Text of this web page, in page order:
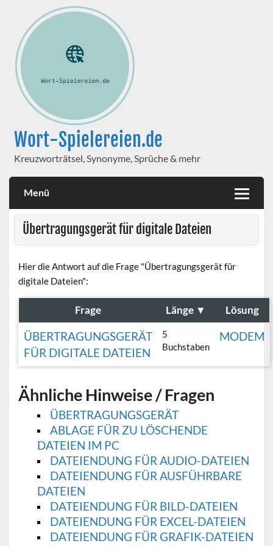
Wort-Spielereien.de
Kreuzworträtsel, Synonyme, Sprüche & mehr
Menü
Übertragungsgerät für digitale Dateien
Hier die Antwort auf die Frage "Übertragungsgerät für
digitale Dateien":
Frage Länge ▼ Lösung
ÜBERTRAGUNGSGERÄT
FÜR DIGITALE DATEIEN
5
Buchstaben
MODEM
Ähnliche Hinweise / Fragen
ÜBERTRAGUNGSGERÄT
ABLAGE FÜR ZU LÖSCHENDE
DATEIEN IM PC
DATEIENDUNG FÜR AUDIO-DATEIEN
DATEIENDUNG FÜR AUSFÜHRBARE
DATEIEN
DATEIENDUNG FÜR BILD-DATEIEN
DATEIENDUNG FÜR EXCEL-DATEIEN
DATEIENDUNG FÜR GRAFIK-DATEIEN